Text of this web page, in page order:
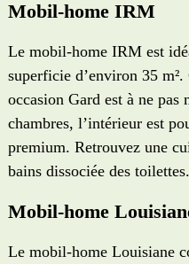
Mobil-home IRM
Le mobil-home IRM est
superficie d’environ 35
occasion Gard est à ne pas
chambres, l’intérieur est
premium. Retrouvez une
bains dissociée des toilettes.
Mobil-home
Le mobil-home Louisiane